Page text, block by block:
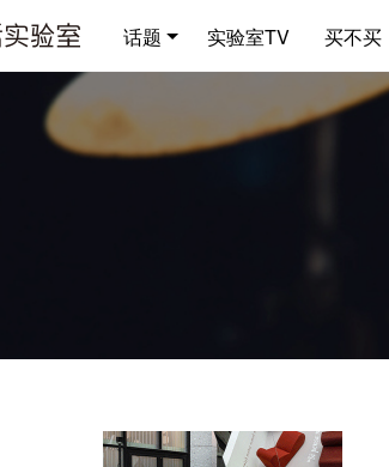
话题 实验室TV 买不买